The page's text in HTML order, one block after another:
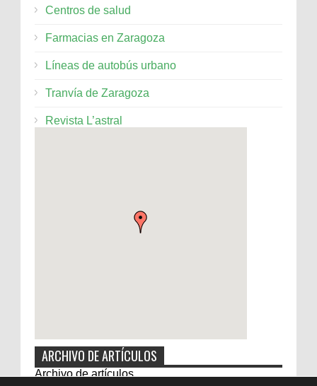
Centros de salud
Farmacias en Zaragoza
Líneas de autobús urbano
Tranvía de Zaragoza
Revista L’astral
ARCHIVO DE ARTÍCULOS
Archivo de artículos